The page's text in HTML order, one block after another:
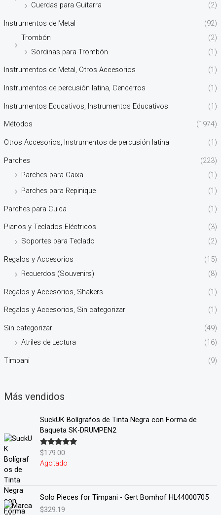
Cuerdas para Guitarra
(2)
Instrumentos de Metal
(92)
Trombón
(2)
Sordinas para Trombón
(1)
Instrumentos de Metal, Otros Accesorios (1)
Instrumentos de percusión latina, Cencerros (1)
Instrumentos Educativos, Instrumentos Educativos (1)
Métodos (1974)
Otros Accesorios, Instrumentos de percusión latina (1)
Parches
(223)
Parches para Caixa
(1)
Parches para Repinique
(1)
Parches para Cuica (1)
Pianos y Teclados Eléctricos
(3)
Soportes para Teclado
(2)
Regalos y Accesorios
(15)
Recuerdos (Souvenirs)
(8)
Regalos y Accesorios, Shakers (1)
Regalos y Accesorios, Sin categorizar (1)
Sin categorizar
(49)
Atriles de Lectura
(16)
Timpani (9)
Más vendidos
SuckUK Bolígrafos de Tinta Negra con Forma de
Baqueta SK-DRUMPEN2
Valorado en
5.00 de 5
$179.00
Agotado
Solo Pieces for Timpani - Gert Bomhof HL44000705
$329.19